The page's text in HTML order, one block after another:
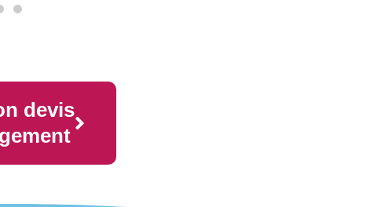
devis